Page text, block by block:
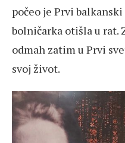
počeo je Prvi
bolničarka otišla u rat.
odmah zatim u Prvi
svoj život.